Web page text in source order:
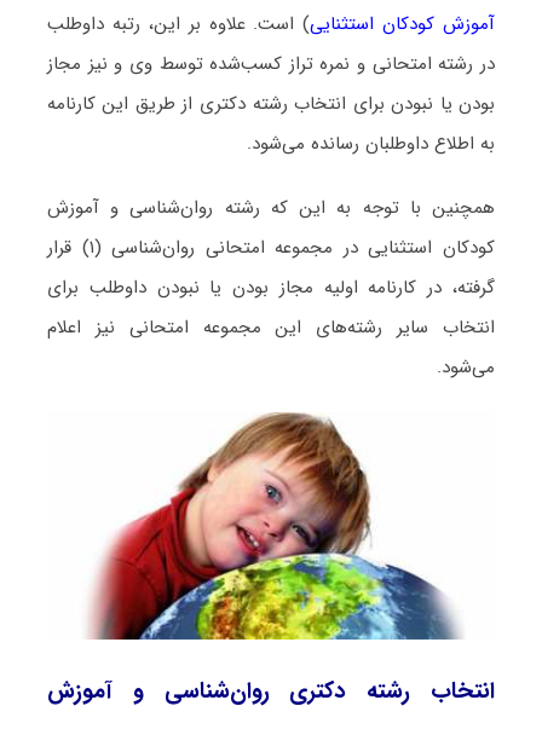
آموزش کودکان استثنایی) است. علاوه بر این، رتبه داوطلب
در رشته امتحانی و نمره تراز کسب‌شده توسط وی و نیز مجاز
بودن یا نبودن برای انتخاب رشته دکتری از طریق این کارنامه
به اطلاع داوطلبان رسانده می‌شود.
همچنین با توجه به این که رشته روان‌شناسی و آموزش
کودکان استثنایی در مجموعه امتحانی روان‌شناسی (۱) قرار
گرفته، در کارنامه اولیه مجاز بودن یا نبودن داوطلب برای
انتخاب سایر رشته‌های این مجموعه امتحانی نیز اعلام
می‌شود.
انتخاب رشته دکتری روان‌شناسی و آموزش